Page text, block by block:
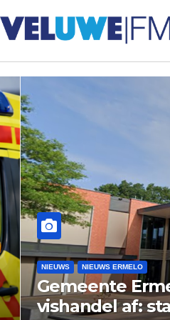
NIEUWS NIEUWS ERMELO
Gemeente
vishandel af: